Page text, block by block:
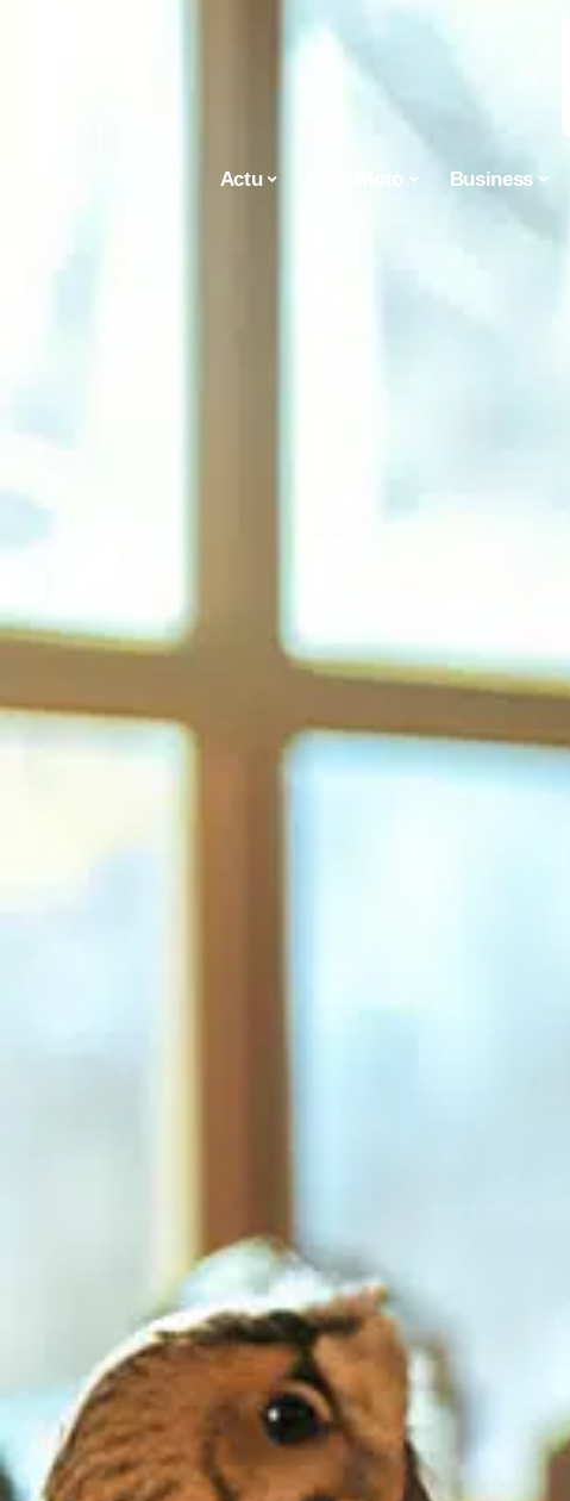
Actu Auto/Moto Business